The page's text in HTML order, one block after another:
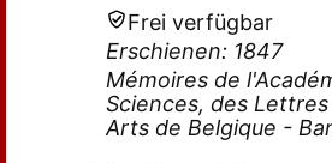
Frei verfügbar
Erschienen: 1847
Mémoires de
Sciences, des
Arts de Belgique -